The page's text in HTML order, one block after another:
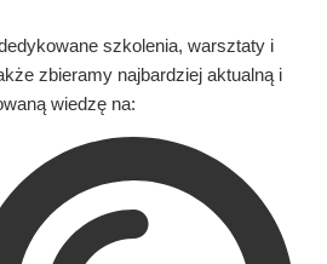
szkolenia, warsztaty i
zbieramy najbardziej aktualną i
wiedzę na: